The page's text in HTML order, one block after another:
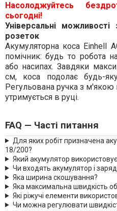
Насолоджуйтесь
сьогодні!
Універсальні
розеток
Акумуляторна коса Einhell
помічник: будь то робота
або насипах. Завдяки
см, коса подолає будь-
Регульована ручка з м'якою
утримується в руці.
FAQ — Часті питання
Для яких робіт призначена
18/200?
Який акумулятор
Чи входять акумулятор і
Яка ширина скошування?
Яка максимальна швидкість
Які ріжучі елементи
Чи можна регулювати